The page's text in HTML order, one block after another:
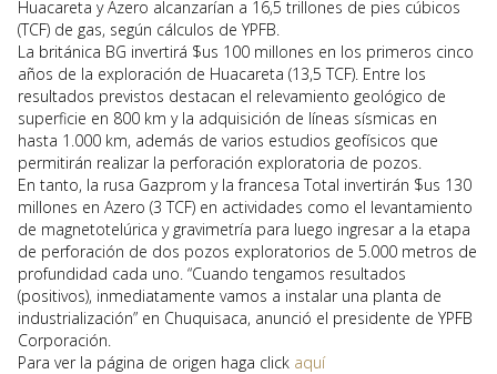
Huacareta y Azero alcanzarían a 16,5 trillones de pies cúbicos
(TCF) de gas, según cálculos de YPFB.
La británica BG invertirá $us 100 millones en los primeros cinco
años de la exploración de Huacareta (13,5 TCF). Entre los
resultados previstos destacan el relevamiento geológico de
superficie en 800 km y la adquisición de líneas sísmicas en
hasta 1.000 km, además de varios estudios geofísicos que
permitirán realizar la perforación exploratoria de pozos.
En tanto, la rusa Gazprom y la francesa Total invertirán $us 130
millones en Azero (3 TCF) en actividades como el levantamiento
de magnetotelúrica y gravimetría para luego ingresar a la etapa
de perforación de dos pozos exploratorios de 5.000 metros de
profundidad cada uno. “Cuando tengamos resultados
(positivos), inmediatamente vamos a instalar una planta de
industrialización” en Chuquisaca, anunció el presidente de YPFB
Corporación.
Para ver la página de origen haga click aquí